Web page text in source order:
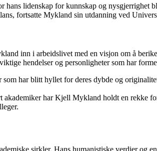
lidenskap for kunnskap og nysgjerrighet
fortsatte Mykland sin utdanning ved
inn i arbeidslivet med en visjon om å
hendelser og personligheter som har
har blitt hyllet for deres dybde og
akademiker har Kjell Mykland holdt en rekke
sirkler. Hans humanistiske verdier og